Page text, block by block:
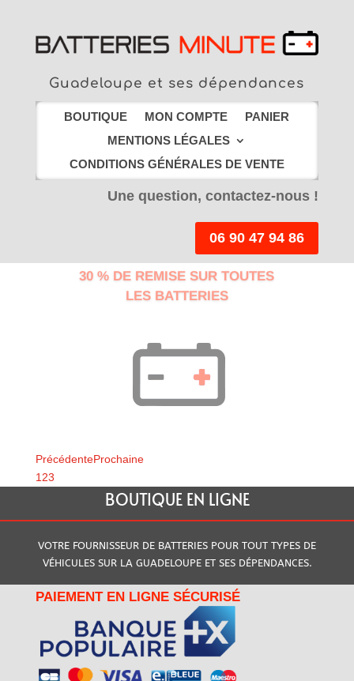
Guadeloupe et ses dépendances
BOUTIQUE MON COMPTE
PANIER
MENTIONS LÉGALES
CONDITIONS GÉNÉRALES DE VENTE
Une question, contactez-nous !
06 90 47 94 86
30 % DE REMISE SUR TOUTES
LES BATTERIES
PrécédenteProchaine
1 23
BOUTIQUE EN LIGNE
VOTRE FOURNISSEUR DE BATTERIES POUR TOUT TYPES DE
VÉHICULES SUR LA GUADELOUPE ET SES DÉPENDANCES.
PAIEMENT EN LIGNE SÉCURISÉ